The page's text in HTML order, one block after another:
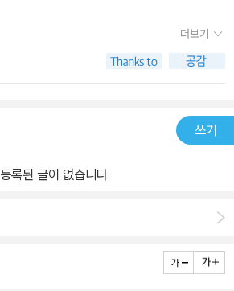
더보기
쓰기
등록된 글이 없습니다